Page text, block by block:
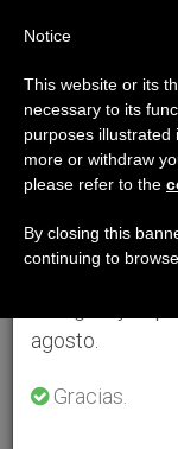
Aviso
Del 27 de
anual,
se generan
agosto.
Gracias.
Notice
This website or its
necessary to its
purposes illustrated
more or withdraw
please refer to the
By closing this
continuing to